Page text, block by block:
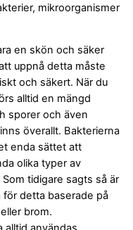
mikroorganismer
en skön och säker
uppnå detta måste
och säkert. När du
alltid en mängd
sporer och även
överallt. Bakterierna
enda sättet att
olika typer av
tidigare sagts så är
detta baserade på
brom.